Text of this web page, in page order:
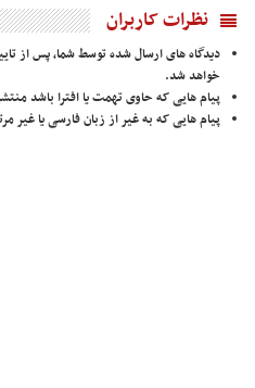
نظرات کاربران
دیدگاه های ارسال شده توسط شما، پس از
خواهد شد.
پیام هایی که حاوی تهمت یا افترا باشد
پیام هایی که به غیر از زبان فارسی یا غیر